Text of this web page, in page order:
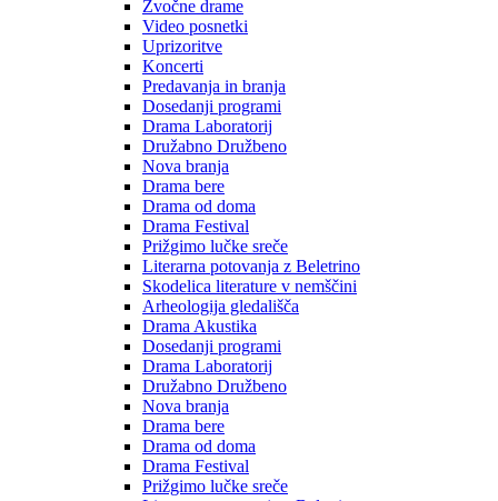
Zvočne drame
Video posnetki
Uprizoritve
Koncerti
Predavanja in branja
Dosedanji programi
Drama Laboratorij
Družabno Družbeno
Nova branja
Drama bere
Drama od doma
Drama Festival
Prižgimo lučke sreče
Literarna potovanja z Beletrino
Skodelica literature v nemščini
Arheologija gledališča
Drama Akustika
Dosedanji programi
Drama Laboratorij
Družabno Družbeno
Nova branja
Drama bere
Drama od doma
Drama Festival
Prižgimo lučke sreče